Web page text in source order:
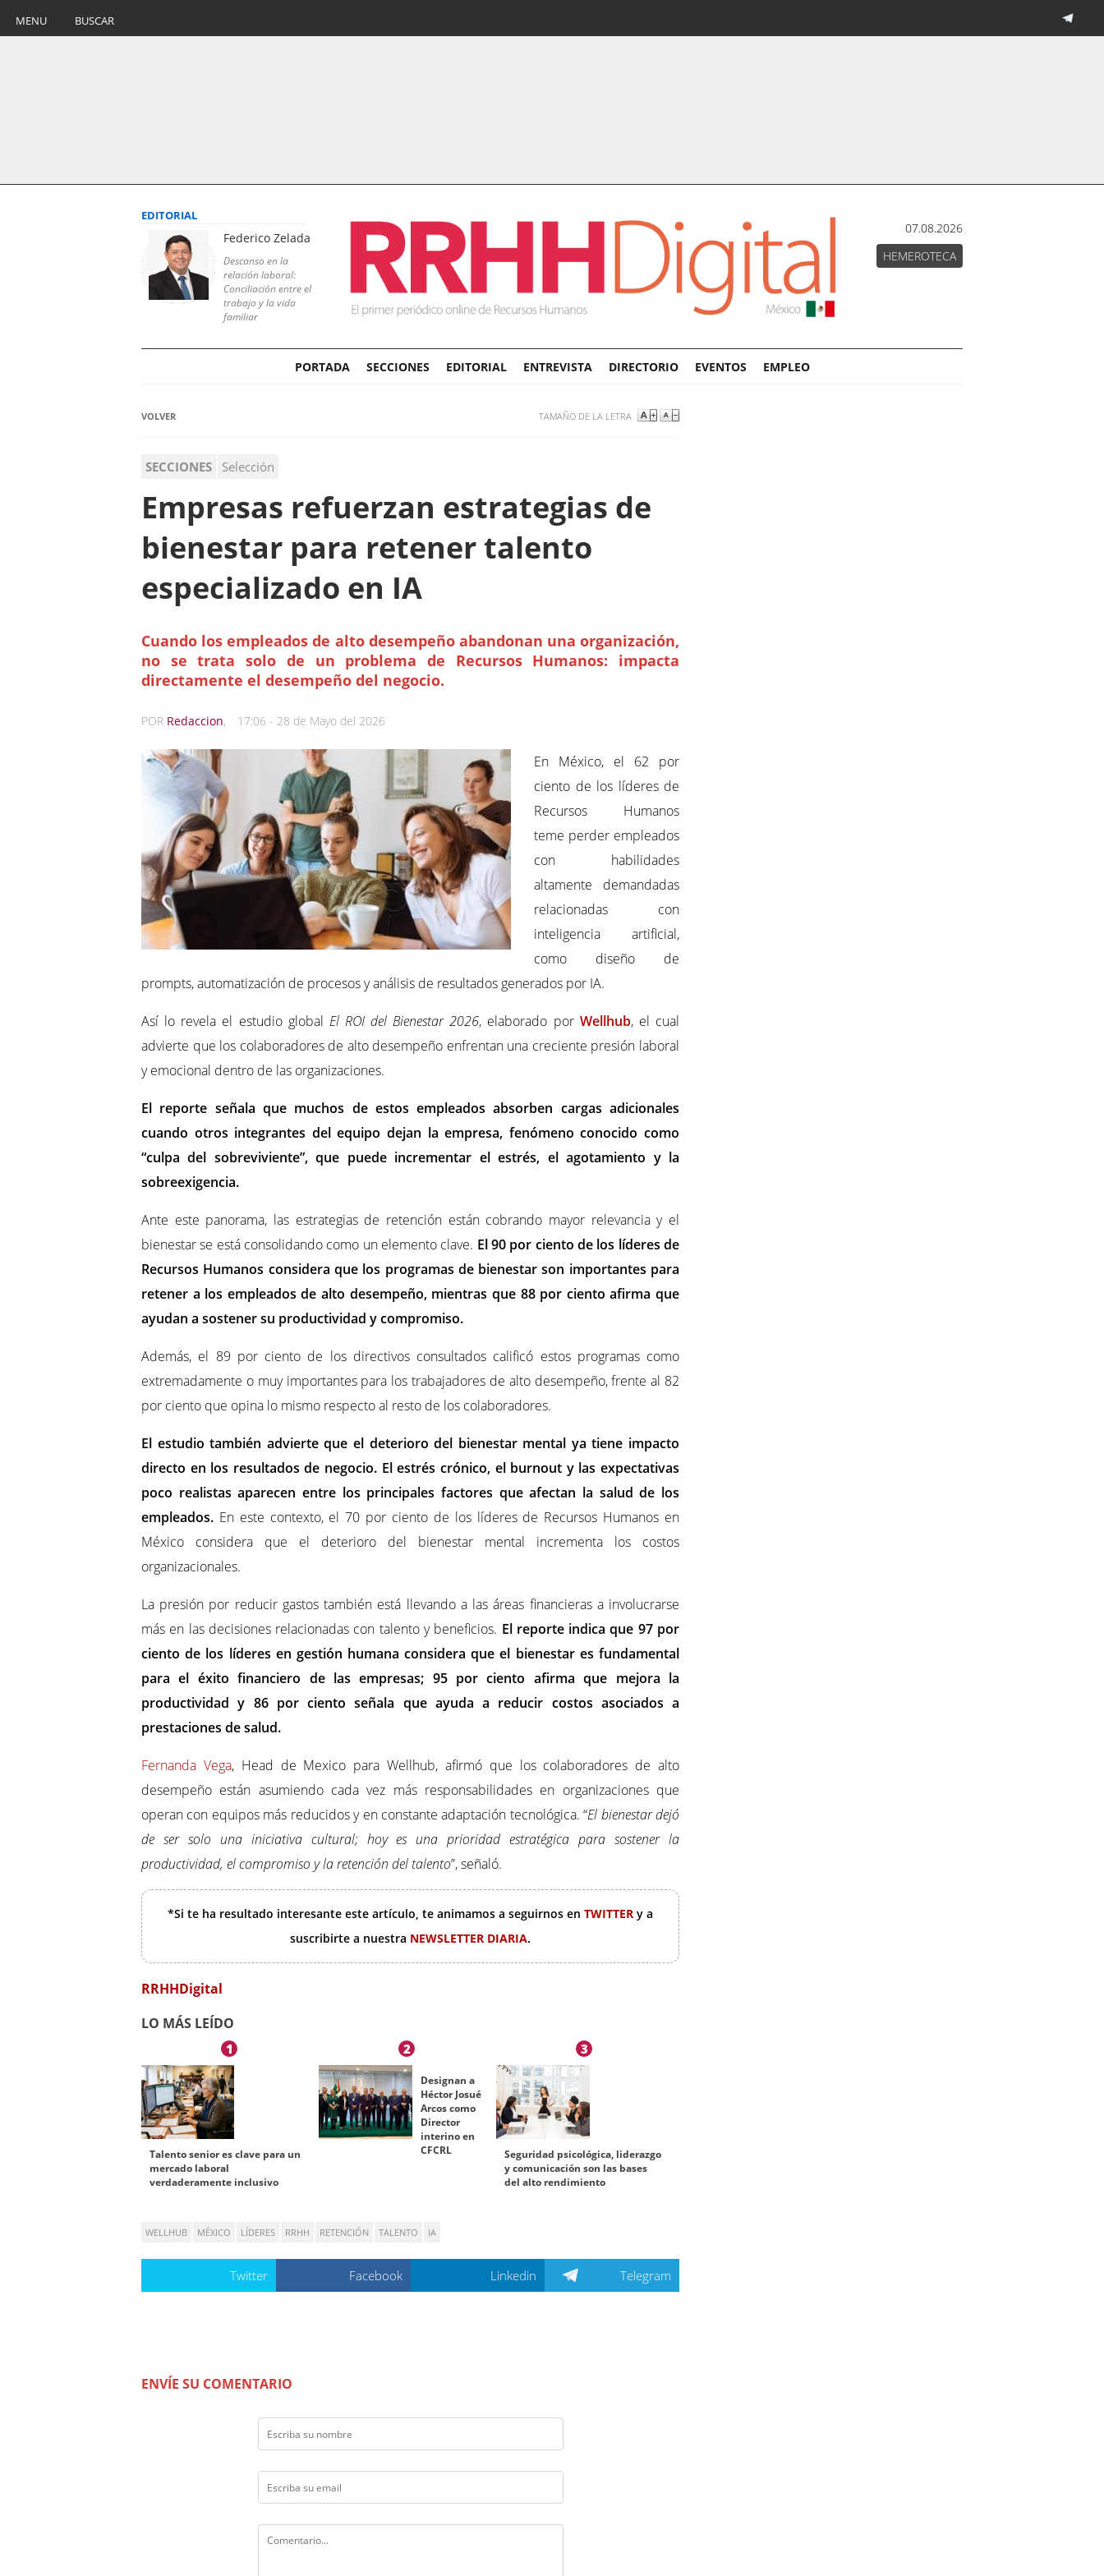
MENU BUSCAR
EDITORIAL
Federico Zelada
Descanso en la
relación laboral:
Conciliación entre el
trabajo y la vida
familiar
07.08.2026
HEMEROTECA
PORTADA SECCIONES EDITORIAL ENTREVISTA DIRECTORIO EVENTOS EMPLEO
VOLVER TAMAÑO DE LA LETRA
SECCIONES Selección
Empresas refuerzan estrategias de
bienestar para retener talento
especializado en IA
Cuando los empleados de alto desempeño abandonan una organización,
no se trata solo de un problema de Recursos Humanos: impacta
directamente el desempeño del negocio.
POR Redaccion, 17:06 - 28 de Mayo del 2026
En México, el 62 por
ciento de los líderes de
Recursos Humanos
teme perder empleados
con habilidades
altamente demandadas
relacionadas con
inteligencia artificial,
como diseño de
prompts, automatización de procesos y análisis de resultados generados por IA.
Así lo revela el estudio global El ROI del Bienestar 2026, elaborado por Wellhub, el cual
advierte que los colaboradores de alto desempeño enfrentan una creciente presión laboral
y emocional dentro de las organizaciones.
El reporte señala que muchos de estos empleados absorben cargas adicionales
cuando otros integrantes del equipo dejan la empresa, fenómeno conocido como
“culpa del sobreviviente”, que puede incrementar el estrés, el agotamiento y la
sobreexigencia.
Ante este panorama, las estrategias de retención están cobrando mayor relevancia y el
bienestar se está consolidando como un elemento clave. El 90 por ciento de los líderes de
Recursos Humanos considera que los programas de bienestar son importantes para
retener a los empleados de alto desempeño, mientras que 88 por ciento afirma que
ayudan a sostener su productividad y compromiso.
Además, el 89 por ciento de los directivos consultados calificó estos programas como
extremadamente o muy importantes para los trabajadores de alto desempeño, frente al 82
por ciento que opina lo mismo respecto al resto de los colaboradores.
El estudio también advierte que el deterioro del bienestar mental ya tiene impacto
directo en los resultados de negocio. El estrés crónico, el burnout y las expectativas
poco realistas aparecen entre los principales factores que afectan la salud de los
empleados. En este contexto, el 70 por ciento de los líderes de Recursos Humanos en
México considera que el deterioro del bienestar mental incrementa los costos
organizacionales.
La presión por reducir gastos también está llevando a las áreas financieras a involucrarse
más en las decisiones relacionadas con talento y beneficios. El reporte indica que 97 por
ciento de los líderes en gestión humana considera que el bienestar es fundamental
para el éxito financiero de las empresas; 95 por ciento afirma que mejora la
productividad y 86 por ciento señala que ayuda a reducir costos asociados a
prestaciones de salud.
Fernanda Vega, Head de Mexico para Wellhub, afirmó que los colaboradores de alto
desempeño están asumiendo cada vez más responsabilidades en organizaciones que
operan con equipos más reducidos y en constante adaptación tecnológica. “El bienestar dejó
de ser solo una iniciativa cultural; hoy es una prioridad estratégica para sostener la
productividad, el compromiso y la retención del talento”, señaló.
*Si te ha resultado interesante este artículo, te animamos a seguirnos en TWITTER y a
suscribirte a nuestra NEWSLETTER DIARIA.
RRHHDigital
LO MÁS LEÍDO
1
Talento senior es clave para un
mercado laboral
verdaderamente inclusivo
2
Designan a
Héctor Josué
Arcos como
Director
interino en
CFCRL
3
Seguridad psicológica, liderazgo
y comunicación son las bases
del alto rendimiento
WELLHUB MÉXICO LÍDERES RRHH RETENCIÓN TALENTO IA
Twitter Facebook Linkedin Telegram
ENVÍE SU COMENTARIO